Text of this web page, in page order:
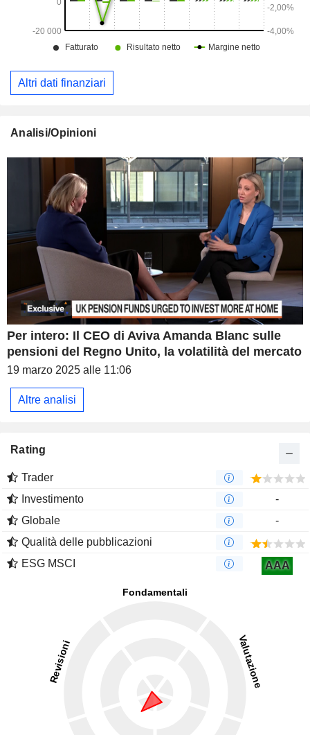
Altri dati finanziari
Analisi/Opinioni
Per intero: Il CEO di Aviva Amanda Blanc sulle
pensioni del Regno Unito, la volatilità del mercato
19 marzo 2025 alle 11:06
Altre analisi
Rating
Trader
Investimento
-
Globale
-
Qualità delle pubblicazioni
ESG MSCI
AAA